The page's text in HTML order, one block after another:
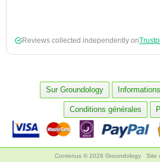
Reviews collected independently on
Sur Groundology
Conditions générales
Contenus © 2026 Groundology Site